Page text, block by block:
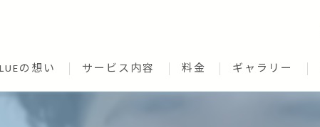
の想い
サービス内容 料金 ギャラリー